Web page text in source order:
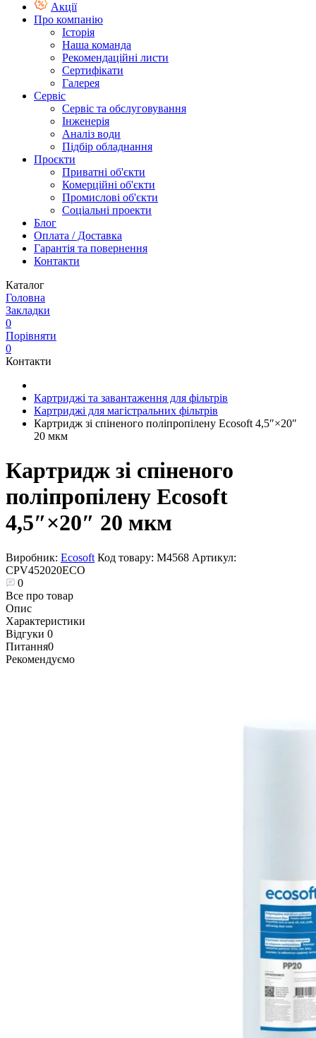
Акції
Про компанію
Історія
Наша команда
Рекомендаційні листи
Сертифікати
Галерея
Сервіс
Сервіс та обслуговування
Інженерія
Аналіз води
Підбір обладнання
Проєкти
Приватні об'єкти
Комерційні об'єкти
Промислові об'єкти
Соціальні проекти
Блог
Оплата / Доставка
Гарантія та повернення
Контакти
Каталог
Головна
Закладки
0
Порівняти
0
Контакти
Картриджі та завантаження для фільтрів
Картриджі для магістральних фільтрів
Картридж зі спіненого поліпропілену Ecosoft 4,5″×20″
20 мкм
Картридж зі спіненого
поліпропілену Ecosoft
4,5″×20″ 20 мкм
Виробник: Ecosoft Код товару: М4568 Артикул:
CPV452020ECO
0
Все про товар
Опис
Характеристики
Відгуки 0
Питання0
Рекомендуємо